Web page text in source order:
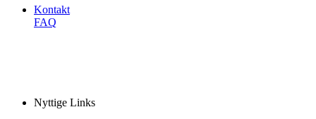
Kontakt
FAQ
Nyttige Links